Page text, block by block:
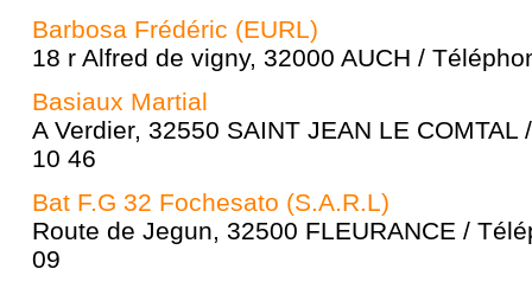
Barbosa Frédéric (EURL)
18 r Alfred de vigny, 32000 AUCH /
Basiaux Martial
A Verdier, 32550 SAINT JEAN LE
10 46
Bat F.G 32 Fochesato (S.A.R.L)
Route de Jegun, 32500 FLEURANCE /
09